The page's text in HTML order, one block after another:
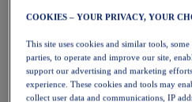
Löpning
Traillöpning
Tennis
Volleyboll
Handboll
Padel
Nätboll
COOKIES – YOUR PRIVACY, YOUR
This site uses cookies and similar tools,
parties, to operate and improve our site,
support our advertising and marketing
experience. These cookies and tools may
collect user data and communications, IP